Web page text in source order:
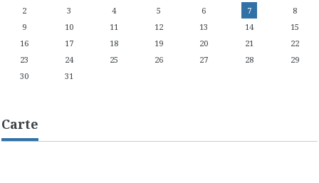
2
3 4 5 6 7
8
9
10 11 12 13 14
15
16
17 18 19 20 21
22
23
24 25 26 27 28
29
30
31
Carte